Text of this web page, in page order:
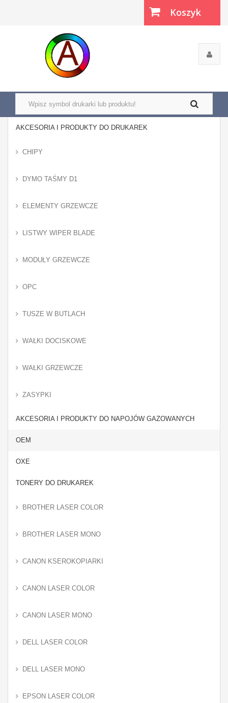
Koszyk
AKCESORIA I PRODUKTY DO DRUKAREK
CHIPY
DYMO TAŚMY D1
ELEMENTY GRZEWCZE
LISTWY WIPER BLADE
MODUŁY GRZEWCZE
OPC
TUSZE W BUTLACH
WAŁKI DOCISKOWE
WAŁKI GRZEWCZE
ZASYPKI
AKCESORIA I PRODUKTY DO NAPOJÓW GAZOWANYCH
OEM
OXE
TONERY DO DRUKAREK
BROTHER LASER COLOR
BROTHER LASER MONO
CANON KSEROKOPIARKI
CANON LASER COLOR
CANON LASER MONO
DELL LASER COLOR
DELL LASER MONO
EPSON LASER COLOR